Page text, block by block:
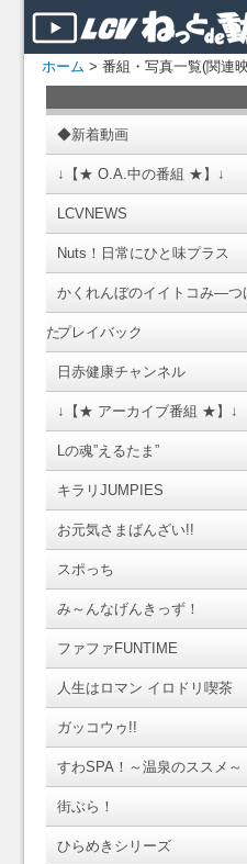
ホーム > 番組・写真一覧(関連
◆新着動画
↓【★ O.A.中の番組 ★】↓
LCVNEWS
Nuts！日常にひと味プラス
かくれんぼのイイトコみ―つ
たプレイバック
日赤健康チャンネル
↓【★ アーカイブ番組 ★】↓
Lの魂”えるたま”
キラリJUMPIES
お元気さまばんざい!!
スポっち
み～んなげんきっず！
ファファFUNTIME
人生はロマン イロドリ喫茶
ガッコウゥ!!
すわSPA！～温泉のススメ～
街ぶら！
ひらめきシリーズ